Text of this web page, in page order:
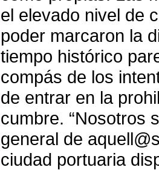
el elevado nivel de
poder marcaron la
tiempo histórico
compás de los
de entrar en la
cumbre. “Nosotros
general de
ciudad portuaria